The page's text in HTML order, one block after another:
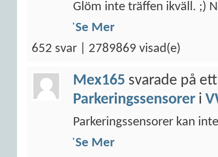
Glöm inte träffen ikväll. ;)
Se Mer
652 svar | 2789869 visad(e)
Mex165 svarade på
Parkeringssensorer i
Parkeringssensorer kan
Se Mer